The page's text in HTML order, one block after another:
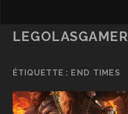
LEGOLASGAMER
ÉTIQUETTE : END TIMES